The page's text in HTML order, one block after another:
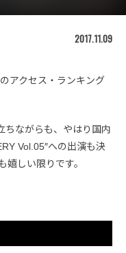
2017.11.09
アクセス・ランキング
ちながらも、やはり国内
Vol.05″への出演も決
嬉しい限りです。